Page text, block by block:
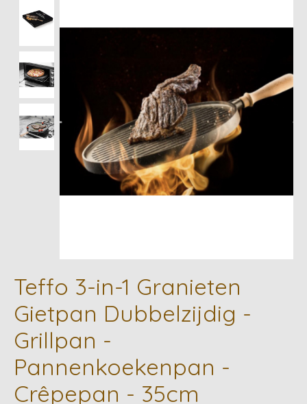
Teffo 3-in-1 Granieten
Gietpan Dubbelzijdig -
Grillpan -
Pannenkoekenpan -
Crêpepan - 35cm